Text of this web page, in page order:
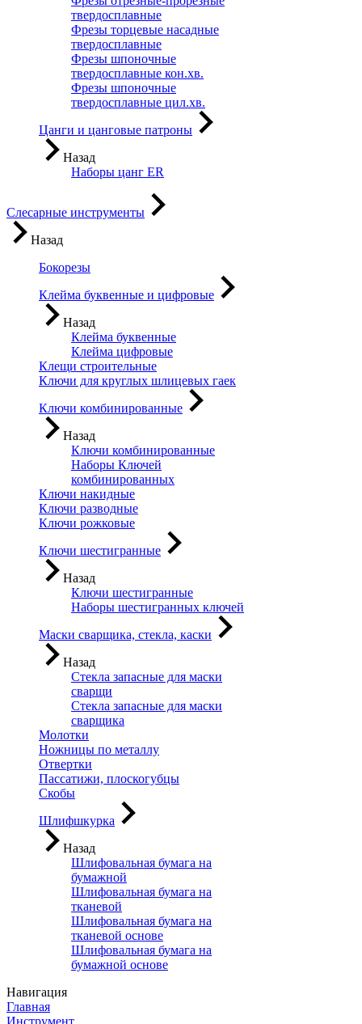
твердосплавные
Фрезы торцевые насадные
твердосплавные
Фрезы шпоночные
твердосплавные кон.хв.
Фрезы шпоночные
твердосплавные цил.хв.
Цанги и цанговые патроны
Назад
Наборы цанг ER
Слесарные инструменты
Назад
Бокорезы
Клейма буквенные и цифровые
Назад
Клейма буквенные
Клейма цифровые
Клещи строительные
Ключи для круглых шлицевых гаек
Ключи комбинированные
Назад
Ключи комбинированные
Наборы Ключей
комбинированных
Ключи накидные
Ключи разводные
Ключи рожковые
Ключи шестигранные
Назад
Ключи шестигранные
Наборы шестигранных ключей
Маски сварщика, стекла, каски
Назад
Стекла запасные для маски
сварщи
Стекла запасные для маски
сварщика
Молотки
Ножницы по металлу
Отвертки
Пассатижи, плоскогубцы
Скобы
Шлифшкурка
Назад
Шлифовальная бумага на
бумажной
Шлифовальная бумага на
тканевой
Шлифовальная бумага на
тканевой основе
Шлифовальная бумага на
бумажной основе
Навигация
Главная
Инструмент